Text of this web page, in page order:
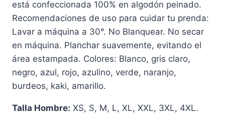
está confeccionada 100% en algodón peinado.
Recomendaciones de uso para cuidar tu prenda:
Lavar a máquina a 30°. No Blanquear. No secar
en máquina. Planchar suavemente, evitando el
área estampada. Colores: Blanco, gris claro,
negro, azul, rojo, azulino, verde, naranjo,
burdeos, kaki, amarillo.
Talla Hombre: XS, S, M, L, XL, XXL, 3XL, 4XL.